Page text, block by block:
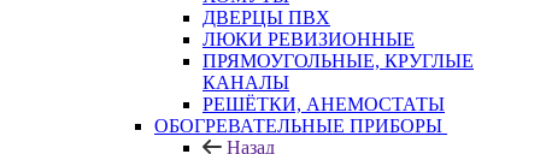
ДВЕРЦЫ ПВХ
ЛЮКИ РЕВИЗИОННЫЕ
ПРЯМОУГОЛЬНЫЕ, КРУГЛЫЕ
КАНАЛЫ
РЕШЁТКИ, АНЕМОСТАТЫ
ОБОГРЕВАТЕЛЬНЫЕ ПРИБОРЫ
Назад